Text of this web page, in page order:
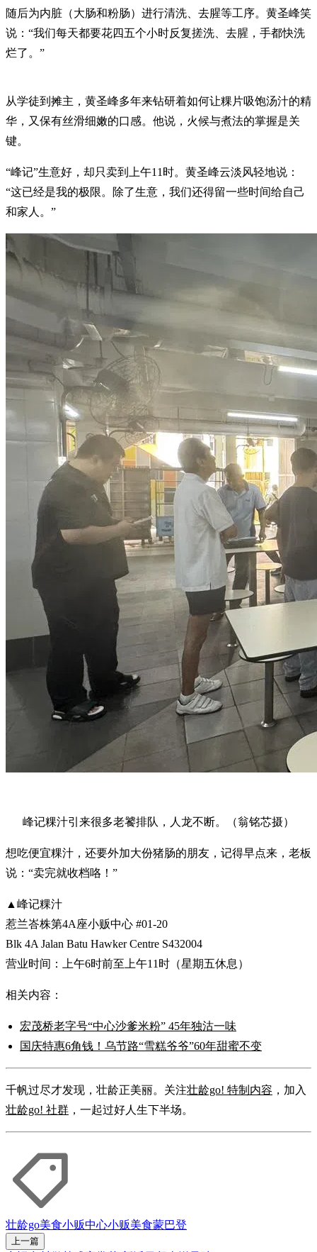
随后为内脏（大肠和粉肠）进行清洗、去腥等工序。黄圣峰笑
说：“我们每天都要花四五个小时反复搓洗、去腥，手都快洗
烂了。”
从学徒到摊主，黄圣峰多年来钻研着如何让粿片吸饱汤汁的精
华，又保有丝滑细嫩的口感。他说，火候与煮法的掌握是关
键。
“峰记”生意好，却只卖到上午11时。黄圣峰云淡风轻地说：
“这已经是我的极限。除了生意，我们还得留一些时间给自己
和家人。”
峰记粿汁引来很多老饕排队，人龙不断。（翁铭芯摄）
想吃便宜粿汁，还要外加大份猪肠的朋友，记得早点来，老板
说：“卖完就收档咯！”
▲峰记粿汁
惹兰峇株第4A座小贩中心 #01-20
Blk 4A Jalan Batu Hawker Centre S432004
营业时间：上午6时前至上午11时（星期五休息）
相关内容：
宏茂桥老字号“中心沙爹米粉” 45年独沽一味
国庆特惠6角钱！乌节路“雪糕爷爷”60年甜蜜不变
千帆过尽才发现，壮龄正美丽。关注壮龄go! 特制内容 ，加入
壮龄go! 社群 ，一起过好人生下半场。
壮龄go美食小贩中心小贩美食蒙巴登
上一篇